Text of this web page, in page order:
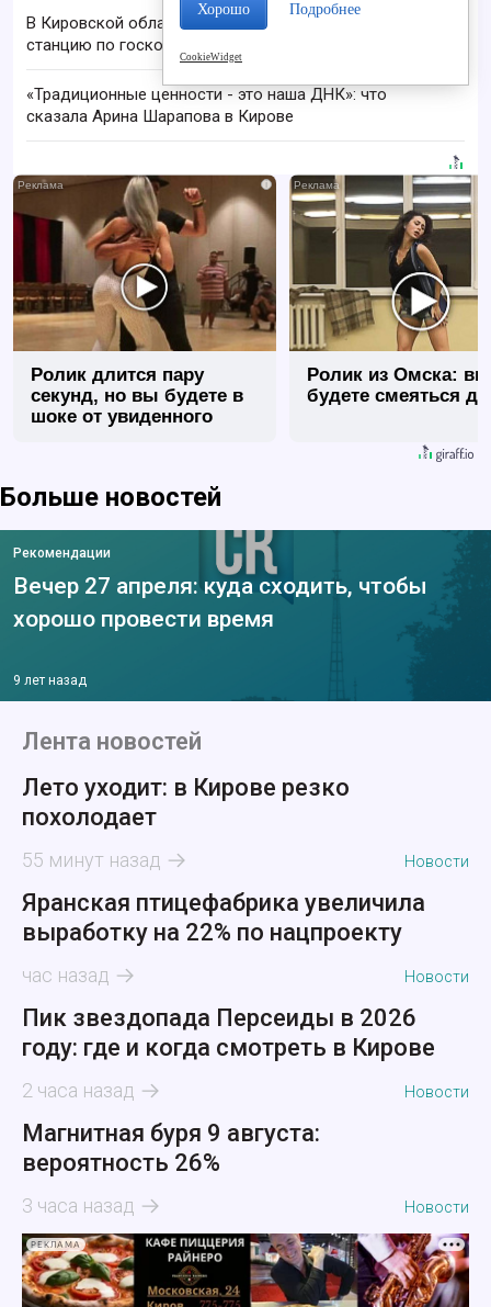
В Кировской области запустили первую базовую
станцию по госконтракту
«Традиционные ценности - это наша ДНК»: что
сказала Арина Шарапова в Кирове
i
Ролик длится пару
секунд, но вы будете в
шоке от увиденного
Ролик из Омска: вы
будете смеяться
Больше новостей
Рекомендации
Вечер 27 апреля: куда сходить, чтобы
хорошо провести время
9 лет назад
Лента новостей
Лето уходит: в Кирове резко
похолодает
55 минут назад Новости
Яранская птицефабрика увеличила
выработку на 22% по нацпроекту
час назад Новости
Пик звездопада Персеиды в 2026
году: где и когда смотреть в Кирове
2 часа назад Новости
Магнитная буря 9 августа:
вероятность 26%
3 часа назад Новости
РЕКЛАМА
Хорошо Подробнее
CookieWidget